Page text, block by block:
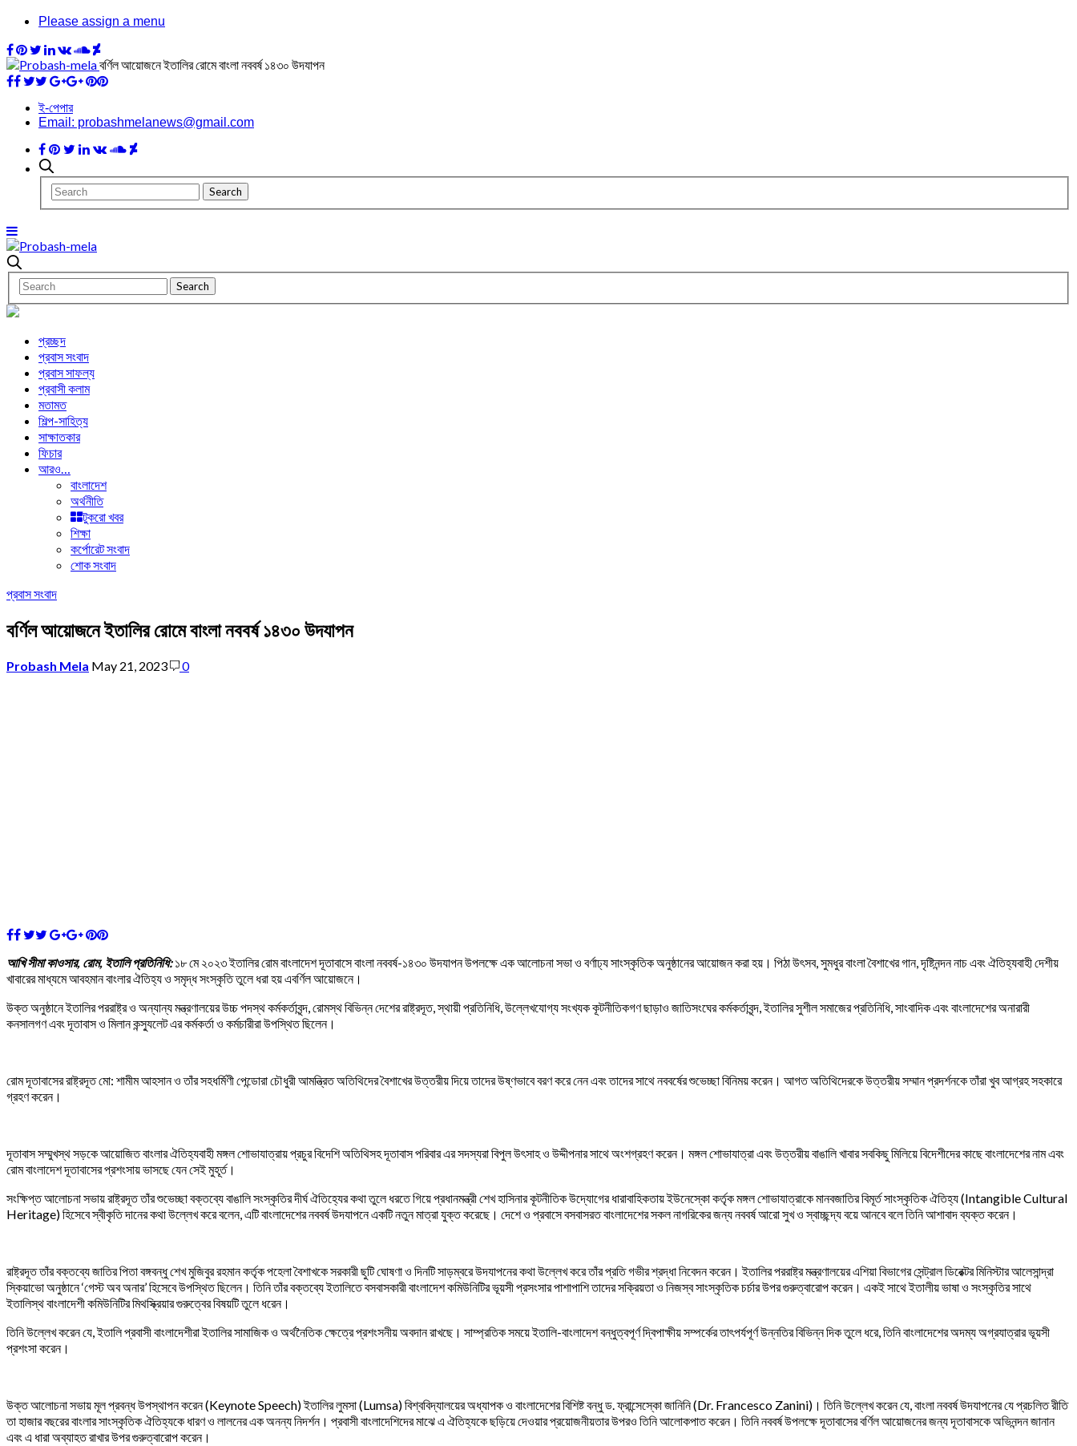
Please assign a menu
বর্ণিল আয়োজনে ইতালির রোমে বাংলা নববর্ষ ১৪৩০ উদযাপন
ই-পেপার
Email: probashmelanews@gmail.com
প্রচ্ছদ
প্রবাস সংবাদ
প্রবাস সাফল্য
প্রবাসী কলাম
মতামত
শিল্প-সাহিত্য
সাক্ষাতকার
ফিচার
আরও…
বাংলাদেশ
অর্থনীতি
টুকরো খবর
শিক্ষা
কর্পোরেট সংবাদ
শোক সংবাদ
প্রবাস সংবাদ
বর্ণিল আয়োজনে ইতালির রোমে বাংলা নববর্ষ ১৪৩০ উদযাপন
Probash Mela May 21, 2023 0
আখি সীমা কাওসার, রোম, ইতালি প্রতিনিধি:১৮ মে ২০২৩ ইতালির রোম বাংলাদেশ দূতাবাসে বাংলা নববর্ষ-১৪৩০ উদযাপন উপলক্ষে এক আলোচনা সভা ও বর্ণাঢ্য সাংস্কৃতিক অনুষ্ঠানের আয়োজন করা হয়। পিঠা উৎসব, সুমধুর বাংলা বৈশাখের গান, দৃষ্টিনন্দন নাচ এবং ঐতিহ্যবাহী দেশীয়
খাবারের মাধ্যমে আবহমান বাংলার ঐতিহ্য ও সমৃদ্ধ সংস্কৃতি তুলে ধরা হয় এবর্ণিল আয়োজনে।
উক্ত অনুষ্ঠানে ইতালির পররাষ্ট্র ও অন্যান্য মন্ত্রণালয়ের উচ্চ পদস্থ কর্মকর্তাবৃন্দ, রোমস্থ বিভিন্ন দেশের রাষ্ট্রদূত, স্থায়ী প্রতিনিধি, উল্লেখযোগ্য সংখ্যক কূটনীতিকগণ ছাড়াও জাতিসংঘের কর্মকর্তাবৃন্দ, ইতালির সুশীল সমাজের প্রতিনিধি, সাংবাদিক এবং বাংলাদেশের অনারারী
কনসালগণ এবং দূতাবাস ও মিলান কন্স্যুলেট এর কর্মকর্তা ও কর্মচারীরা উপস্থিত ছিলেন।
রোম দূতাবাসের রাষ্ট্রদূত মো: শামীম আহসান ও তাঁর সহধর্মিণী পেন্ডোরা চৌধুরী আমন্ত্রিত অতিথিদের বৈশাখের উত্তরীয় দিয়ে তাদের উষ্ণভাবে বরণ করে নেন এবং তাদের সাথে নববর্ষের শুভেচ্ছা বিনিময় করেন। আগত অতিথিদেরকে উত্তরীয় সম্মান প্রদর্শনকে তাঁরা খুব আগ্রহ সহকারে
গ্রহণ করেন।
দূতাবাস সম্মুখস্থ সড়কে আয়োজিত বাংলার ঐতিহ্যবাহী মঙ্গল শোভাযাত্রায় প্রচুর বিদেশি অতিথিসহ দূতাবাস পরিবার এর সদস্যরা বিপুল উৎসাহ ও উদ্দীপনার সাথে অংশগ্রহণ করেন। মঙ্গল শোভাযাত্রা এবং উত্তরীয় বাঙালি খাবার সবকিছু মিলিয়ে বিদেশীদের কাছে বাংলাদেশের নাম এবং
রোম বাংলাদেশ দূতাবাসের প্রশংসায় ভাসছে যেন সেই মুহূর্ত।
সংক্ষিপ্ত আলোচনা সভায় রাষ্ট্রদূত তাঁর শুভেচ্ছা বক্তব্যে বাঙালি সংস্কৃতির দীর্ঘ ঐতিহ্যের কথা তুলে ধরতে গিয়ে প্রধানমন্ত্রী শেখ হাসিনার কূটনীতিক উদ্যোগের ধারাবাহিকতায় ইউনেস্কো কর্তৃক মঙ্গল শোভাযাত্রাকে মানবজাতির বিমূর্ত সাংস্কৃতিক ঐতিহ্য (Intangible Cultural
Heritage) হিসেবে স্বীকৃতি দানের কথা উল্লেখ করে বলেন, এটি বাংলাদেশের নববর্ষ উদযাপনে একটি নতুন মাত্রা যুক্ত করেছে। দেশে ও প্রবাসে বসবাসরত বাংলাদেশের সকল নাগরিকের জন্য নববর্ষ আরো সুখ ও স্বাচ্ছন্দ্য বয়ে আনবে বলে তিনি আশাবাদ ব্যক্ত করেন।
রাষ্ট্রদূত তাঁর বক্তব্যে জাতির পিতা বঙ্গবন্ধু শেখ মুজিবুর রহমান কর্তৃক পহেলা বৈশাখকে সরকারী ছুটি ঘোষণা ও দিনটি সাড়ম্বরে উদযাপনের কথা উল্লেখ করে তাঁর প্রতি গভীর শ্রদ্ধা নিবেদন করেন। ইতালির পররাষ্ট্র মন্ত্রণালয়ের এশিয়া বিভাগের সেন্ট্রাল ডিরেক্টর মিনিস্টার আলেসান্দ্রা
স্কিয়াভো অনুষ্ঠানে ‘গেস্ট অব অনার’ হিসেবে উপস্থিত ছিলেন। তিনি তাঁর বক্তব্যে ইতালিতে বসবাসকারী বাংলাদেশ কমিউনিটির ভূয়সী প্রসংসার পাশাপাশি তাদের সক্রিয়তা ও নিজস্ব সাংস্কৃতিক চর্চার উপর গুরুত্বারোপ করেন। একই সাথে ইতালীয় ভাষা ও সংস্কৃতির সাথে
ইতালিস্থ বাংলাদেশী কমিউনিটির মিথস্ক্রিয়ার গুরুত্বের বিষয়টি তুলে ধরেন।
তিনি উল্লেখ করেন যে, ইতালি প্রবাসী বাংলাদেশীরা ইতালির সামাজিক ও অর্থনৈতিক ক্ষেত্রে প্রশংসনীয় অবদান রাখছে। সাম্প্রতিক সময়ে ইতালি-বাংলাদেশ বন্ধুত্বপূর্ণ দ্বিপাক্ষীয় সম্পর্কের তাৎপর্যপূর্ণ উন্নতির বিভিন্ন দিক তুলে ধরে, তিনি বাংলাদেশের অদম্য অগ্রযাত্রার ভূয়সী
প্রশংসা করেন।
উক্ত আলোচনা সভায় মূল প্রবন্ধ উপস্থাপন করেন (Keynote Speech) ইতালির লুমসা (Lumsa) বিশ্ববিদ্যালয়ের অধ্যাপক ও বাংলাদেশের বিশিষ্ট বন্ধু ড. ফ্রান্সেস্কো জানিনি (Dr. Francesco Zanini)। তিনি উল্লেখ করেন যে, বাংলা নববর্ষ উদযাপনের যে প্রচলিত রীতি
তা হাজার বছরের বাংলার সাংস্কৃতিক ঐতিহ্যকে ধারণ ও লালনের এক অনন্য নিদর্শন। প্রবাসী বাংলাদেশিদের মাঝে এ ঐতিহ্যকে ছড়িয়ে দেওয়ার প্রয়োজনীয়তার উপরও তিনি আলোকপাত করেন। তিনি নববর্ষ উপলক্ষে দূতাবাসের বর্ণিল আয়োজনের জন্য দূতাবাসকে অভিনন্দন জানান
এবং এ ধারা অব্যাহত রাখার উপর গুরুত্বারোপ করেন।